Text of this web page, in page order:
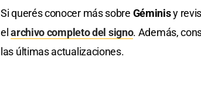
Si querés conocer más sobre Géminisy
elarchivo completo del signo. Además,
las últimas actualizaciones.